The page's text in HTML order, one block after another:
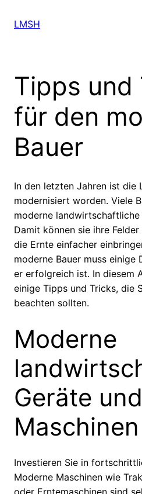
zumLMSH
Tipps und
für den
Bauer
In den letzten Jahren ist die
modernisiert worden. Viele
moderne landwirtschaftliche
Damit können sie ihre
die Ernte einfacher
moderne Bauer muss einige
er erfolgreich ist. In diesem
einige Tipps und Tricks, die
beachten sollten.
Moderne
Geräte und
Maschinen
Investieren Sie in
Moderne Maschinen wie